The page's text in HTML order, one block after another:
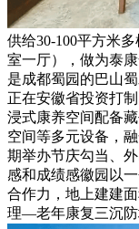
供给30-100平方米
室一厅），做为泰
是成都蜀园的巴山
正在安徽省投资打
浸式康养空间配备
空间等多元设备，
期举办节庆勾当、
感和成绩感徽园以
合作力，地上建建
理—老年康复三沉